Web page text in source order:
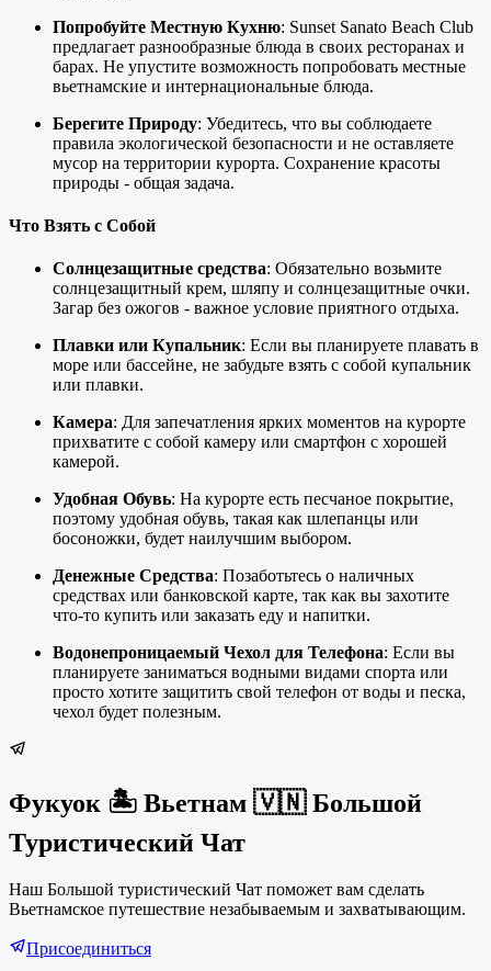
Попробуйте Местную Кухню: Sunset Sanato Beach Club
предлагает разнообразные блюда в своих ресторанах и
барах. Не упустите возможность попробовать местные
вьетнамские и интернациональные блюда.
Берегите Природу: Убедитесь, что вы соблюдаете
правила экологической безопасности и не оставляете
мусор на территории курорта. Сохранение красоты
природы - общая задача.
Что Взять с Собой
Солнцезащитные средства: Обязательно возьмите
солнцезащитный крем, шляпу и солнцезащитные очки.
Загар без ожогов - важное условие приятного отдыха.
Плавки или Купальник: Если вы планируете плавать в
море или бассейне, не забудьте взять с собой купальник
или плавки.
Камера: Для запечатления ярких моментов на курорте
прихватите с собой камеру или смартфон с хорошей
камерой.
Удобная Обувь: На курорте есть песчаное покрытие,
поэтому удобная обувь, такая как шлепанцы или
босоножки, будет наилучшим выбором.
Денежные Средства: Позаботьтесь о наличных
средствах или банковской карте, так как вы захотите
что-то купить или заказать еду и напитки.
Водонепроницаемый Чехол для Телефона: Если вы
планируете заниматься водными видами спорта или
просто хотите защитить свой телефон от воды и песка,
чехол будет полезным.
Фукуок 🏝 Вьетнам 🇻🇳 Большой
Туристический Чат
Наш Большой туристический Чат поможет вам сделать
Вьетнамское путешествие незабываемым и захватывающим.
Присоединиться